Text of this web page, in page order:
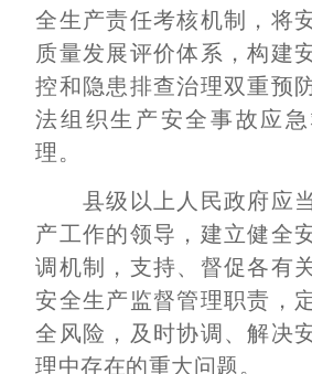
全生产责任考核机制，将
质量发展评价体系，构建
控和隐患排查治理双重预
法组织生产安全事故应
理。
县级以上人民政府应当
产工作的领导，建立健全
调机制，支持、督促各有
安全生产监督管理职责，
全风险，及时协调、解决
理中存在的重大问题。